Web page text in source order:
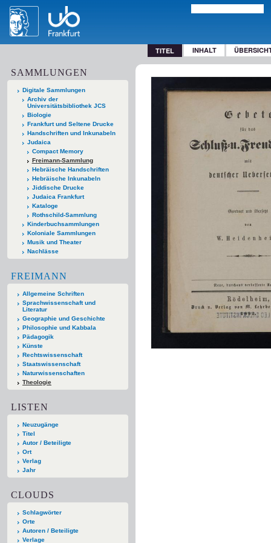
TITEL INHALT
SAMMLUNGEN
Digitale Sammlungen
Archiv der
Universitätsbibliothek JCS
Biologie
Frankfurt und Seltene Drucke
Handschriften und Inkunabeln
Judaica
Compact Memory
Freimann-Sammlung
Hebräische Handschriften
Hebräische Inkunabeln
Jiddische Drucke
Judaica Frankfurt
Kataloge
Rothschild-Sammlung
Kinderbuchsammlungen
Koloniale Sammlungen
Musik und Theater
Nachlässe
FREIMANN
Allgemeine Schriften
Sprachwissenschaft und
Literatur
Geographie und Geschichte
Philosophie und Kabbala
Pädagogik
Künste
Rechtswissenschaft
Staatswissenschaft
Naturwissenschaften
Theologie
LISTEN
Neuzugänge
Titel
Autor / Beteiligte
Ort
Verlag
Jahr
CLOUDS
Schlagwörter
Orte
Autoren / Beteiligte
Verlage